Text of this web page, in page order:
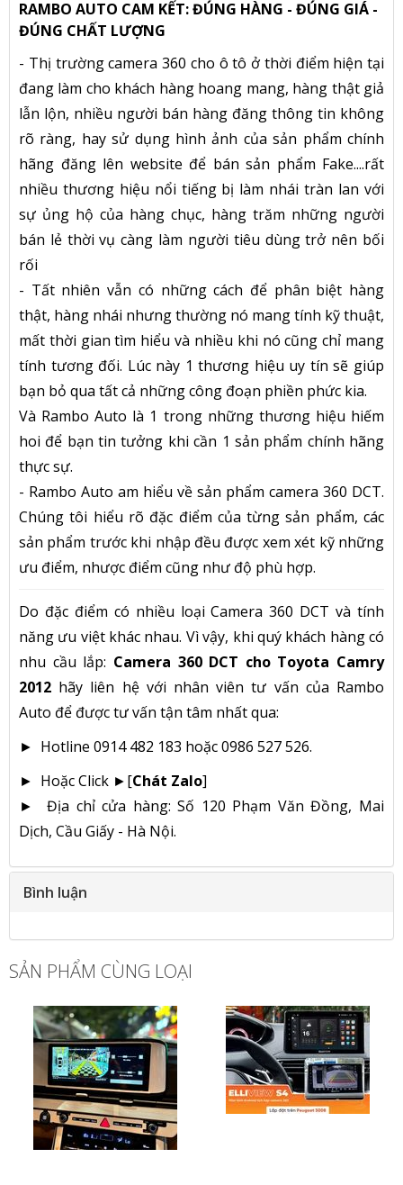
RAMBO AUTO CAM KẾT: ĐÚNG HÀNG - ĐÚNG GIÁ -
ĐÚNG CHẤT LƯỢNG
- Thị trường camera 360 cho ô tô ở thời điểm hiện tại
đang làm cho khách hàng hoang mang, hàng thật giả
lẫn lộn, nhiều người bán hàng đăng thông tin không
rõ ràng, hay sử dụng hình ảnh của sản phẩm chính
hãng đăng lên website để bán sản phẩm Fake....rất
nhiều thương hiệu nổi tiếng bị làm nhái tràn lan với
sự ủng hộ của hàng chục, hàng trăm những người
bán lẻ thời vụ càng làm người tiêu dùng trở nên bối
rối
- Tất nhiên vẫn có những cách để phân biệt hàng
thật, hàng nhái nhưng thường nó mang tính kỹ thuật,
mất thời gian tìm hiểu và nhiều khi nó cũng chỉ mang
tính tương đối. Lúc này 1 thương hiệu uy tín sẽ giúp
bạn bỏ qua tất cả những công đoạn phiền phức kia.
Và Rambo Auto là 1 trong những thương hiệu hiếm
hoi để bạn tin tưởng khi cần 1 sản phẩm chính hãng
thực sự.
- Rambo Auto am hiểu về sản phẩm camera 360 DCT.
Chúng tôi hiểu rõ đặc điểm của từng sản phẩm, các
sản phẩm trước khi nhập đều được xem xét kỹ những
ưu điểm, nhược điểm cũng như độ phù hợp.
Do đặc điểm có nhiều loại Camera 360 DCT và tính
năng ưu việt khác nhau. Vì vậy, khi quý khách hàng có
nhu cầu lắp: Camera 360 DCT cho Toyota Camry
2012 hãy liên hệ với nhân viên tư vấn của Rambo
Auto để được tư vấn tận tâm nhất qua:
► Hotline 0914 482 183 hoặc 0986 527 526.
► Hoặc Click ►[Chát Zalo]
► Địa chỉ cửa hàng: Số 120 Phạm Văn Đồng, Mai
Dịch, Cầu Giấy - Hà Nội.
Bình luận
SẢN PHẨM CÙNG LOẠI